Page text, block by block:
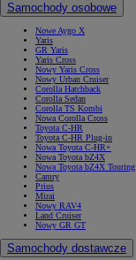
Samochody osobowe
Nowe Aygo X
Yaris
GR Yaris
Yaris Cross
Nowy Yaris Cross
Nowy Urban Cruiser
Corolla Hatchback
Corolla Sedan
Corolla TS Kombi
Nowa Corolla Cross
Toyota C-HR
Toyota C-HR Plug-in
Nowa Toyota C-HR+
Nowa Toyota bZ4X
Nowa Toyota bZ4X Touring
Camry
Prius
Mirai
Nowy RAV4
Land Cruiser
Nowy GR GT
Samochody dostawcze